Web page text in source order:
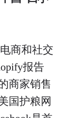
商和社交
报告
商家销售
国护粮网